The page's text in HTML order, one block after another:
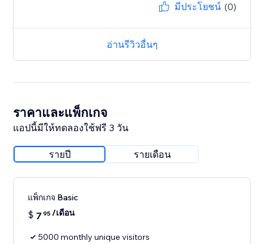
มีประโยชน์ (0)
อ่านรีวิวอื่นๆ
ราคาและแพ็กเกจ
แอปนี้มีให้ทดลองใช้ฟรี 3 วัน
รายปี รายเดือน
แพ็กเกจ Basic
$ 7 95/เดือน
5000 monthly unique visitors